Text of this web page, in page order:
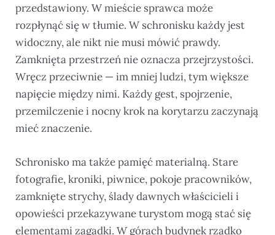
przedstawiony. W mieście sprawca może
rozpłynąć się w tłumie. W schronisku każdy jest
widoczny, ale nikt nie musi mówić prawdy.
Zamknięta przestrzeń nie oznacza przejrzystości.
Wręcz przeciwnie — im mniej ludzi, tym większe
napięcie między nimi. Każdy gest, spojrzenie,
przemilczenie i nocny krok na korytarzu zaczynają
mieć znaczenie.
Schronisko ma także pamięć materialną. Stare
fotografie, kroniki, piwnice, pokoje pracowników,
zamknięte strychy, ślady dawnych właścicieli i
opowieści przekazywane turystom mogą stać się
elementami zagadki. W górach budynek rzadko